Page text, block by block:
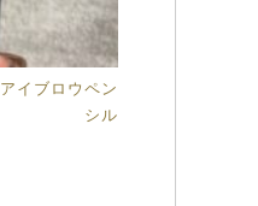
イブロウペン
シル